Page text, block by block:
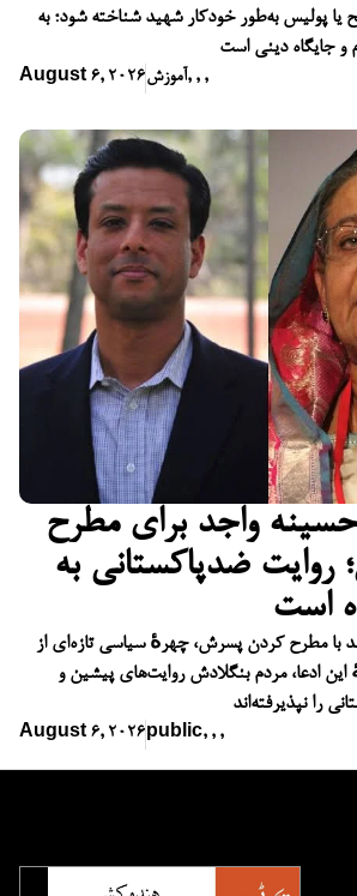
یا پولیس به‌طور خودکار شهید شناخته شود؛ به
و جایگاه دینی است
August 6, 2026آموزش, , ,
واجد برای مطرح
ضدپاکستانی به
است
مطرح کردن پسرش، چهرهٔ سیاسی تازه‌ای از
این ادعا، مردم بنگلادش روایت‌های پیشین و
را نپذیرفته‌اند
August 6, 2026 public, , ,